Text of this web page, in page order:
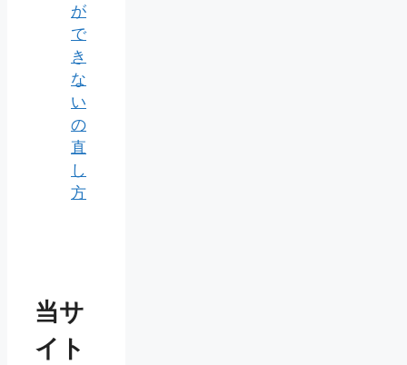
が
で
き
な
い
の
直
し
方
当サ
イト